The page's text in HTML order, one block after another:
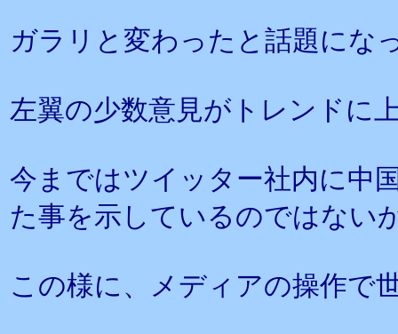
ガラリと変わったと話題にな
左翼の少数意見がトレンドに
今まではツイッター社内に中
た事を示しているのではない
この様に、メディアの操作で